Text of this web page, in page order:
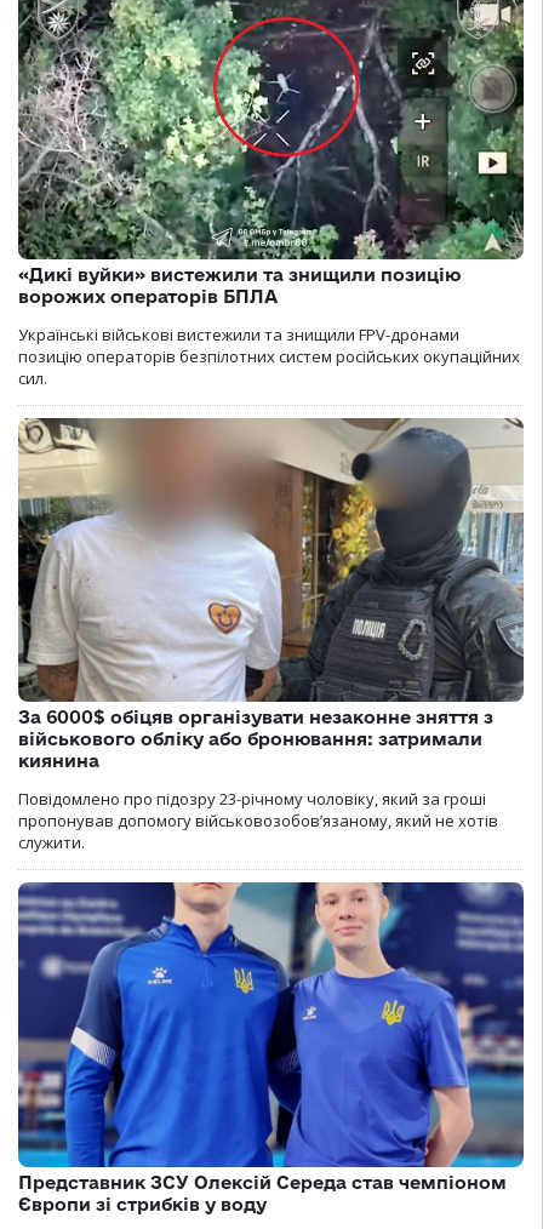
«Дикі вуйки» вистежили та знищили позицію
ворожих операторів БПЛА
Українські військові вистежили та знищили FPV-дронами
позицію операторів безпілотних систем російських окупаційних
сил.
За 6000$ обіцяв організувати незаконне зняття з
військового обліку або бронювання: затримали
киянина
Повідомлено про підозру 23-річному чоловіку, який за гроші
пропонував допомогу військовозобов’язаному, який не хотів
служити.
Представник ЗСУ Олексій Середа став чемпіоном
Європи зі стрибків у воду